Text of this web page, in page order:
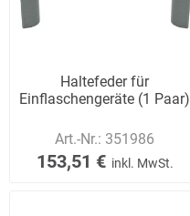
Haltefeder für
Einflaschengeräte (1 Paar)
Art.-Nr.: 351986
153,51 € inkl. MwSt.